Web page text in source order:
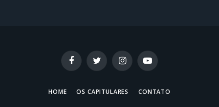
FacebookTwitter InstagramYouTube
HOME OS CAPITULARES CONTATO